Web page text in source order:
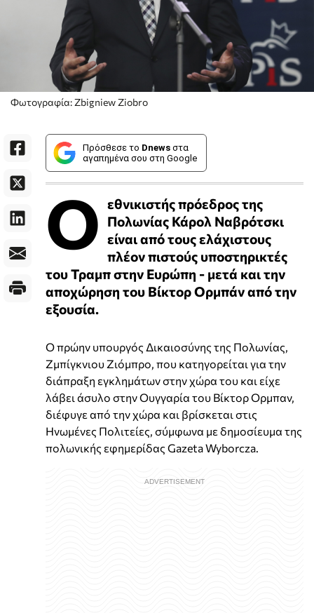
Φωτογραφία: Zbigniew Ziobro
Πρόσθεσε το Dnews στα
αγαπημένα σου στη Google
Ο εθνικιστής πρόεδρος της
Πολωνίας Κάρολ Ναβρότσκι
είναι από τους ελάχιστους
πλέον πιστούς υποστηρικτές
του Τραμπ στην Ευρώπη - μετά και την
αποχώρηση του Βίκτορ Ορμπάν από την
εξουσία.
Ο πρώην υπουργός Δικαιοσύνης της Πολωνίας,
Ζμπίγκνιου Ζιόμπρο, που κατηγορείται για την
διάπραξη εγκλημάτων στην χώρα του και είχε
λάβει άσυλο στην Ουγγαρία του Βίκτορ Ορμπαν,
διέφυγε από την χώρα και βρίσκεται στις
Ηνωμένες Πολιτείες, σύμφωνα με δημοσίευμα της
πολωνικής εφημερίδας Gazeta Wyborcza.